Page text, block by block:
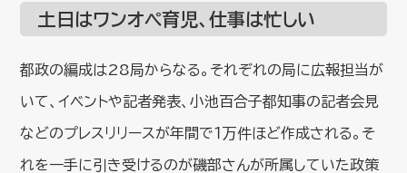
土日はワンオペ育児、仕事は忙しい
都政の編成は28局からなる。それぞれの局に広報担当が
いて、イベントや記者発表、小池百合子都知事の記者会見
などのプレスリリースが年間で１万件ほど作成される。そ
れを一手に引き受けるのが磯部さんが所属していた政策